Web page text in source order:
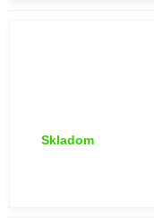
Skladom